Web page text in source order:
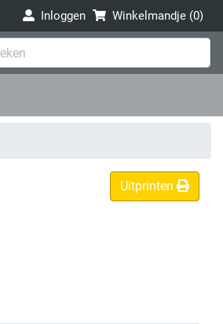
Inloggen Winkelmandje (0)
Uitprinten